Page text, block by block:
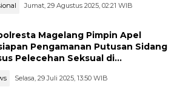
Jumat, 29 Agustus 2025, 02:21 WIB
Magelang Pimpin Apel
Pengamanan Putusan Sidang
Pelecehan Seksual di
Selasa, 29 Juli 2025, 13:50 WIB